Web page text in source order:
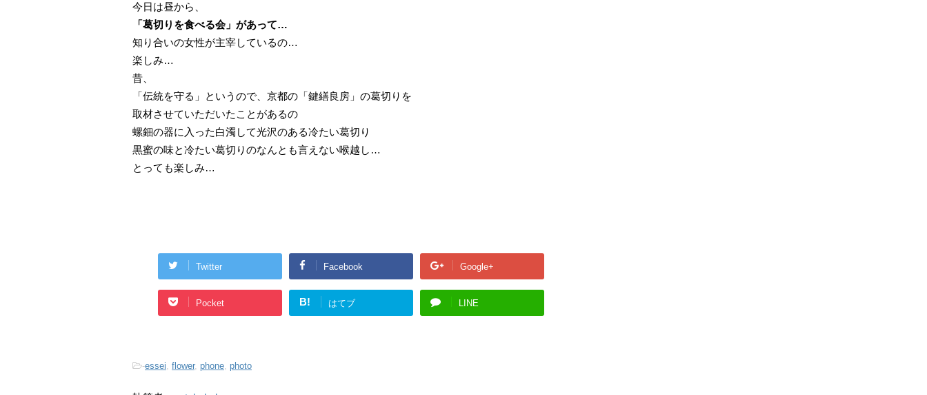
今日は昼から、
「葛切りを食べる会」があって…
知り合いの女性が主宰しているの…
楽しみ…
昔、
「伝統を守る」というので、京都の「鍵繕良房」の葛切りを
取材させていただいたことがあるの
螺鈿の器に入った白濁して光沢のある冷たい葛切り
黒蜜の味と冷たい葛切りのなんとも言えない喉越し…
とっても楽しみ…
Twitter Facebook Google+
Pocket B! はてブ LINE
-essei, flower, phone, photo